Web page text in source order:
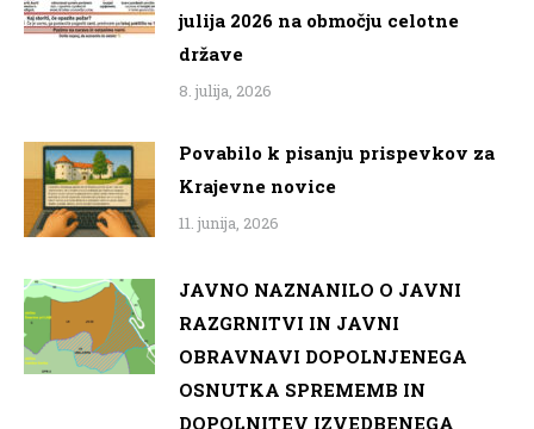
julija 2026 na območju celotne
države
8. julija, 2026
Povabilo k pisanju prispevkov za
Krajevne novice
11. junija, 2026
JAVNO NAZNANILO O JAVNI
RAZGRNITVI IN JAVNI
OBRAVNAVI DOPOLNJENEGA
OSNUTKA SPREMEMB IN
DOPOLNITEV IZVEDBENEGA